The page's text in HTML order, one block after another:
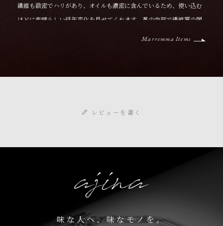
繊維も緻密でハリがあり、オイルも濃密に含んでいるため、使い込む
ほどに素晴らしい経年変化を見せてくれます。革の内部で繊維質の間
の潤沢なオイルが表面に染み出て馴染ませてくれるので、乾いた布な
Marremma Items
レビューを書く
味な人へ、味なモノを。